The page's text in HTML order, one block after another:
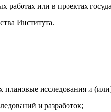
работах или в проектах
Института.
исследования и
и разработок;